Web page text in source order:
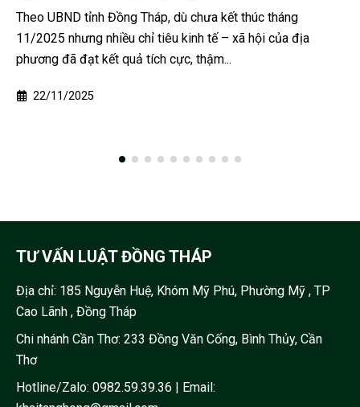
Việc cầu Sa Đéc 1 chính thức thông xe không chỉ giúp
người dân đi lại thuận tiện trong dịp Tết Nguyên đán Bính
Ngọ 2026, mà còn được đánh...
27/01/2026
TƯ VẤN LUẬT ĐỒNG THÁP
Địa chỉ: 185 Nguyễn Huệ, Khóm Mỹ Phú, Phường Mỹ , TP
Cao Lãnh , Đồng Tháp
Chi nhánh Cần Thơ: 233 Đồng Văn Cống, Bình Thủy, Cần
Thơ
Hotline/Zalo: 0982.59.39.36 | Email: